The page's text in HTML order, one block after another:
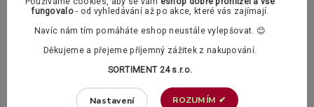
Příslušenství k upevnění garnýže (šrouby a hmoždinky)
Žabky a PVC háčky dle vašeho výběru :
fungovalo- od vyhledávání až po akce, které vás zajímají.
Navíc nám tím pomáháte eshop neustále vylepšovat. 😊
Děkujeme a přejeme příjemný zážitek z nakupování.
SORTIMENT 24 s.r.o.
Nastavení ROZUMÍM ✔